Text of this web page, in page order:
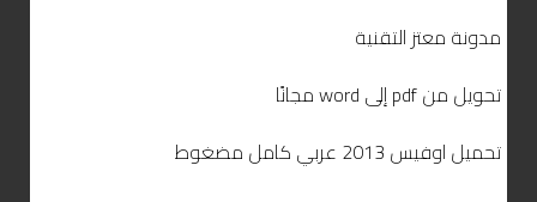
مدونة معتز التقنية
تحويل من pdf إلى word مجانًا
تحميل اوفيس 2013 عربي كامل مضغوط